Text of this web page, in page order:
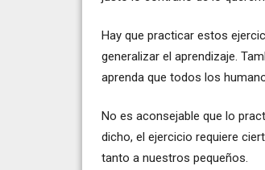
Hay que practicar estos
generalizar el aprendizaje.
aprenda que todos los
No es aconsejable que lo
dicho, el ejercicio requiere
tanto a nuestros pequeños.